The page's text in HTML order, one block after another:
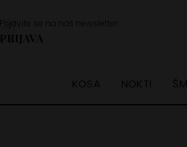
Prijavite se na naš newsletter
PRIJAVA
KOSA NOKTI